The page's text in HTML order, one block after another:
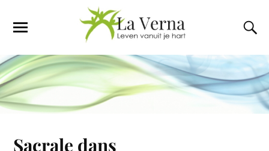
Sacrale dans